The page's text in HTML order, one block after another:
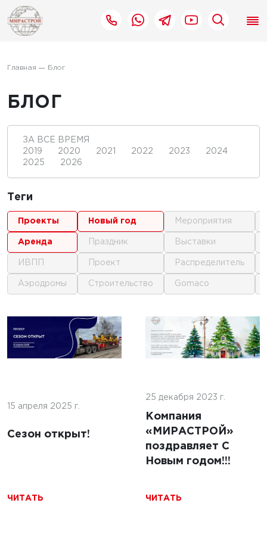
Главная Блог
БЛОГ
15 апреля 2025 г.
Сезон открыт!
ЧИТАТЬ
25 декабря 2023 г.
Компания
«МИРАСТРОЙ»
поздравляет С
Новым годом!!!
ЧИТАТЬ
16 июня 2025 г.
современные
подходы и
технологии
ЗА ВСЕ ВРЕМЯ
2019
2020 2021 2022 2023
2024
2025
2026
Теги
проекты
аренда
ИВПП
аэродромы
новый год
праздник
проект
строительство
мероприятия
выставки
распределитель
gomaco